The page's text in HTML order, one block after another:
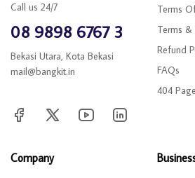
Call us 24/7
08 9898 6767 3
Bekasi Utara, Kota Bekasi
mail@bangkit.in
Terms
Terms
Refund
FAQs
404 Page
Company